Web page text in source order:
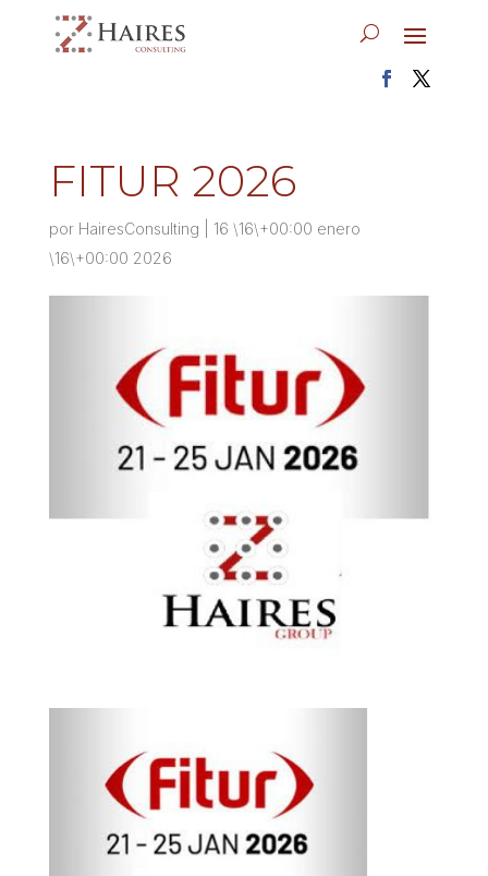
FITUR 2026
por HairesConsulting
16 \16\+00:00 enero
\16\+00:00 2026